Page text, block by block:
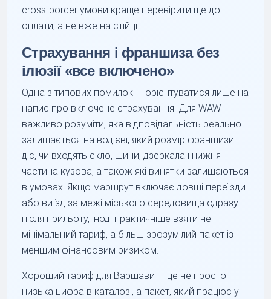
cross-border умови краще перевірити ще до
оплати, а не вже на стійці.
Страхування і франшиза без
ілюзії «все включено»
Одна з типових помилок — орієнтуватися лише на
напис про включене страхування. Для WAW
важливо розуміти, яка відповідальність реально
залишається на водієві, який розмір франшизи
діє, чи входять скло, шини, дзеркала і нижня
частина кузова, а також які винятки залишаються
в умовах. Якщо маршрут включає довші переїзди
або виїзд за межі міського середовища одразу
після прильоту, іноді практичніше взяти не
мінімальний тариф, а більш зрозумілий пакет із
меншим фінансовим ризиком.
Хороший тариф для Варшави — це не просто
низька цифра в каталозі, а пакет, який працює у